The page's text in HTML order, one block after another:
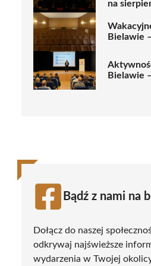
na
Bielawie
Bielawie
Bądź z nami na
Dołącz do naszej
odkrywaj najświeższe
wydarzenia w Twojej